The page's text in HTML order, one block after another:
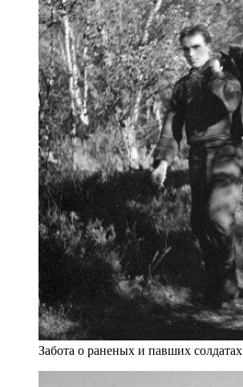
Забота о раненых и павших солдатах